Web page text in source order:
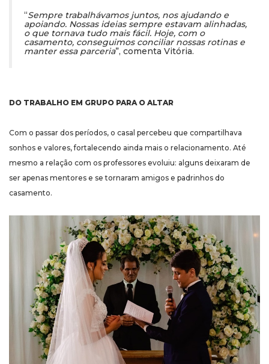
“Sempre trabalhávamos juntos, nos ajudando e
apoiando. Nossas ideias sempre estavam alinhadas,
o que tornava tudo mais fácil. Hoje, com o
casamento, conseguimos conciliar nossas rotinas e
manter essa parceria”, comenta Vitória.
DO TRABALHO EM GRUPO PARA O ALTAR
Com o passar dos períodos, o casal percebeu que compartilhava
sonhos e valores, fortalecendo ainda mais o relacionamento. Até
mesmo a relação com os professores evoluiu: alguns deixaram de
ser apenas mentores e se tornaram amigos e padrinhos do
casamento.